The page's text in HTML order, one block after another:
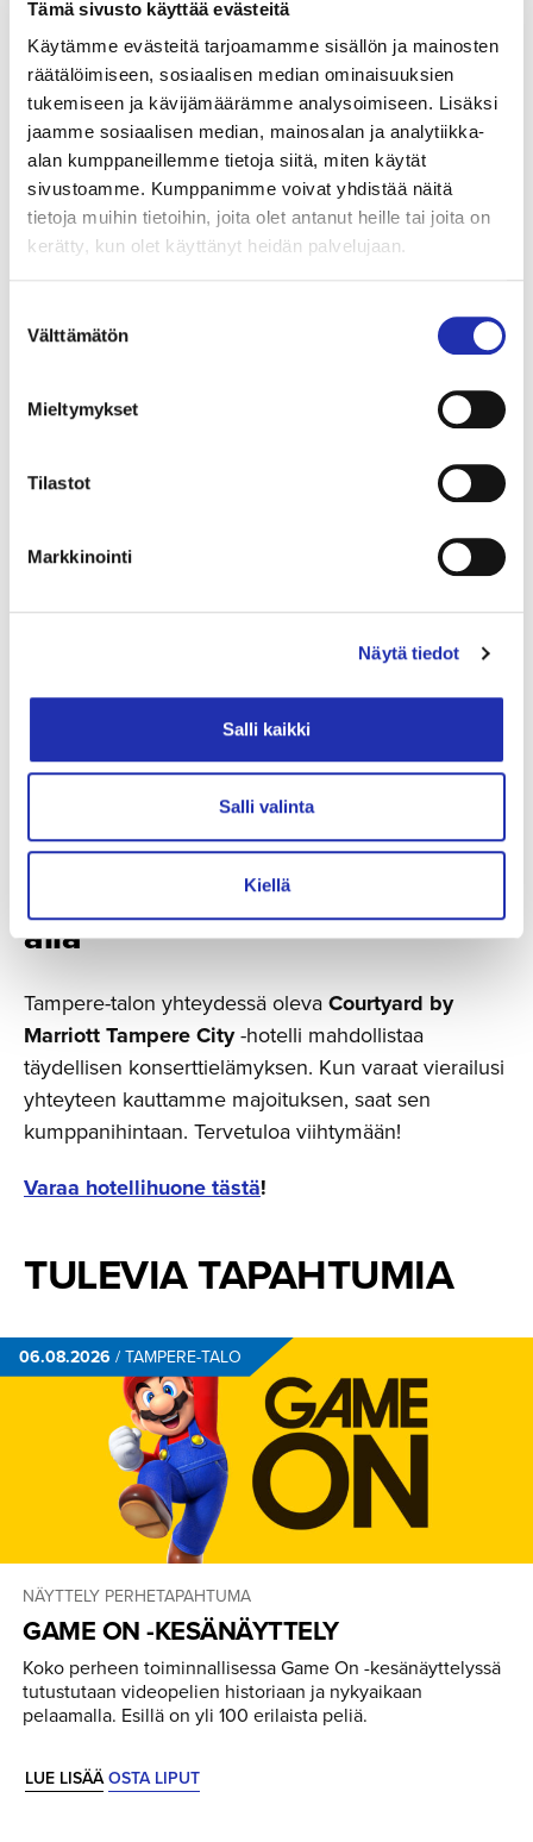
Tämä sivusto käyttää evästeitä
Käytämme evästeitä tarjoamamme sisällön ja mainosten
räätälöimiseen, sosiaalisen median ominaisuuksien
tukemiseen ja kävijämäärämme analysoimiseen. Lisäksi
jaamme sosiaalisen median, mainosalan ja analytiikka-
alan kumppaneillemme tietoja siitä, miten käytät
sivustoamme. Kumppanimme voivat yhdistää näitä
tietoja muihin tietoihin, joita olet antanut heille tai joita on
kerätty, kun olet käyttänyt heidän palvelujaan.
valinta
Välttämätön
Mieltymykset
Tilastot
Markkinointi
Näytä tiedot
Salli kaikki
Salli valinta
Kiellä
(väh. 10 hlöä)
tai puh. 03 243 4501 (ma–pe klo 10–16)
Kuva | Photo: Laura Vanzo, Visit Tampere
Täydennä elämyksesi
majoittu­malla saman katon
alla
Tampere-talon yhteydessä olevaCourtyard by
Marriott Tampere City-hotelli mahdollistaa
täydellisen konserttielämyksen. Kun varaat vierailusi
yhteyteen kauttamme majoituksen, saat sen
kumppanihintaan. Tervetuloa viihtymään!
Varaa hotellihuone tästä!
TULEVIA TAPAHTUMIA
06.08.2026 /TAMPERE-TALO
NÄYTTELY PERHETAPAHTUMA
GAME ON -KESÄNÄYTTELY
Koko perheen toiminnallisessa Game On -kesänäyttelyssä
tutustutaan videopelien historiaan ja nykyaikaan
pelaamalla. Esillä on yli 100 erilaista peliä.
LUE LISÄÄ OSTA LIPUT